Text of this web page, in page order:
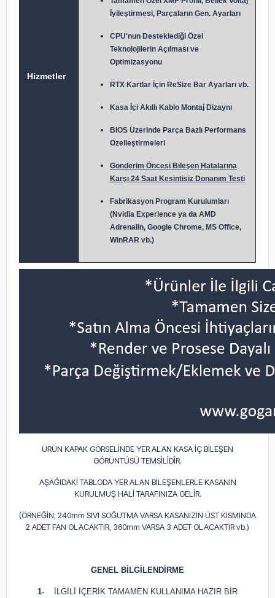
Hizmetler
İyileştirmesi, Parçaların Gen. Ayarları
CPU'nun Desteklediği Özel
Teknolojilerin Açılması ve
Optimizasyonu
RTX Kartlar İçin ReSize Bar Ayarları vb.
Kasa İçi Akıllı Kablo Montaj Dizaynı
BIOS Üzerinde Parça Bazlı Performans
Özelleştirmeleri
Gönderim Öncesi Bileşen Hatalarına
Karşı 24 Saat Kesintisiz Donanım Testi
Fabrikasyon Program Kurulumları
(Nvidia Experience ya da AMD
Adrenalin, Google Chrome, MS Office,
WinRAR vb.)
ÜRÜN KAPAK GÖRSELİNDE YER ALAN KASA İÇ BİLEŞEN
GÖRÜNTÜSÜ TEMSİLİDİR.
AŞAĞIDAKİ TABLODA YER ALAN BİLEŞENLERLE KASANIN
KURULMUŞ HALİ TARAFINIZA GELİR.
(ÖRNEĞİN; 240mm SIVI SOĞUTMA VARSA KASANIZIN ÜST KISMINDA
2 ADET FAN OLACAKTIR, 360mm VARSA 3 ADET OLACAKTIR vb.)
GENEL BİLGİLENDİRME
1-
İLGİLİ İÇERİK TAMAMEN KULLANIMA HAZIR BİR